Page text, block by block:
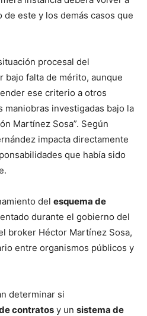
este y los demás casos que
procesal del
bajo falta de mérito, aunque
ese criterio a otros
maniobras investigadas bajo la
Martínez Sosa”. Según
impacta directamente
que había sido
del esquema de
durante el gobierno del
broker Héctor Martínez Sosa,
entre organismos públicos y
determinar si
contratos y un sistema de